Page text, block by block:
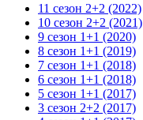
11 сезон 2+2 (2022)
10 сезон 2+2 (2021)
9 сезон 1+1 (2020)
8 сезон 1+1 (2019)
7 сезон 1+1 (2018)
6 сезон 1+1 (2018)
5 сезон 1+1 (2017)
3 сезон 2+2 (2017)